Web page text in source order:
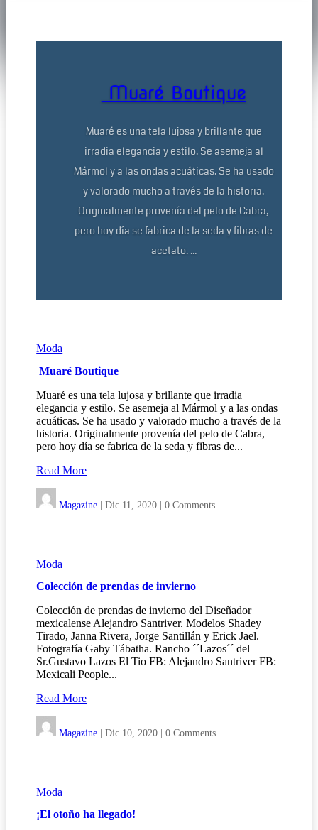
Muaré Boutique
Muaré es una tela lujosa y brillante que
irradia elegancia y estilo. Se asemeja al
Mármol y a las ondas acuáticas. Se ha usado
y valorado mucho a través de la historia.
Originalmente provenía del pelo de Cabra,
pero hoy día se fabrica de la seda y fibras de
acetato. ...
Moda
Muaré Boutique
Muaré es una tela lujosa y brillante que irradia
elegancia y estilo. Se asemeja al Mármol y a las ondas
acuáticas. Se ha usado y valorado mucho a través de la
historia. Originalmente provenía del pelo de Cabra,
pero hoy día se fabrica de la seda y fibras de...
Read More
Magazine |Dic 11, 2020 |0 Comments
Moda
Colección de prendas de invierno
Colección de prendas de invierno del Diseñador
mexicalense Alejandro Santriver. Modelos Shadey
Tirado, Janna Rivera, Jorge Santillán y Erick Jael.
Fotografía Gaby Tábatha. Rancho ´´Lazos´´ del
Sr.Gustavo Lazos El Tio FB: Alejandro Santriver FB:
Mexicali People...
Read More
Magazine |Dic 10, 2020 |0 Comments
Moda
¡El otoño ha llegado!